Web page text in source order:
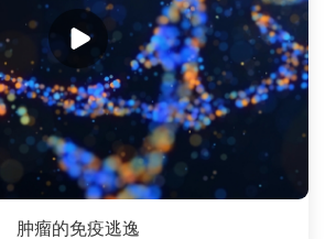
肿瘤的免疫逃逸